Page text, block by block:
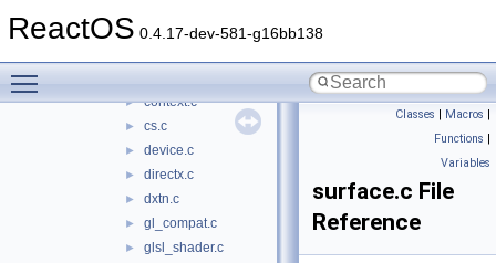
ReactOS 0.4.17-dev-581-g16bb138
► arb_program_shader.c
► context.c
► cs.c
► device.c
► directx.c
► dxtn.c
► gl_compat.c
► glsl_shader.c
Classes | Macros |
Functions |
Variables
surface.c File
Reference